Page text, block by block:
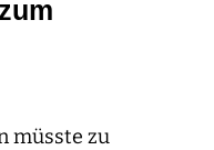
müsste zu